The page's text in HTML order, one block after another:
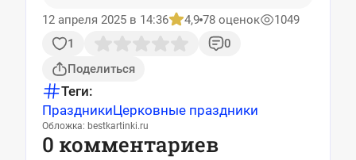
12 апреля 2025 в 14:36
4,9 78 оценок
1049
1
0
Поделиться
Теги:
ПраздникиЦерковные праздники
Обложка: bestkartinki.ru
0 комментариев